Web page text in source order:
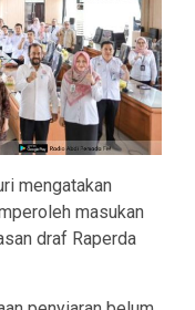
mengatakan
masukan
draf Raperda